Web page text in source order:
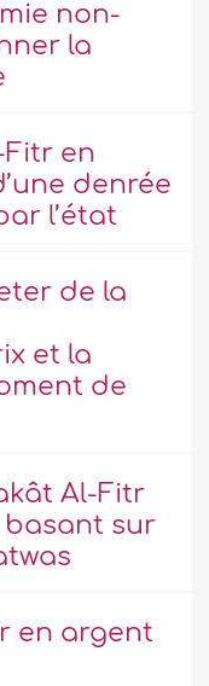
non-
la
Fitr en
denrée
l’état
de la
et la
de
Al-Fitr
basant sur
en argent